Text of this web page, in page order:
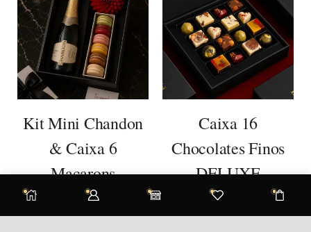
Kit Mini Chandon
& Caixa 6
Macarons
171,90
Caixa 16
Chocolates Finos
DELUXE
174,50